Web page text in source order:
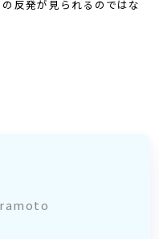
反発が見られるのではな